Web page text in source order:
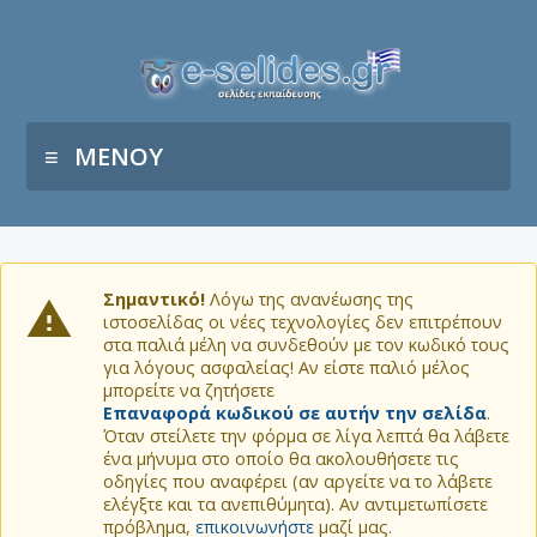
ΜΕΝΟΥ
Σημαντικό! Λόγω της ανανέωσης της
ιστοσελίδας οι νέες τεχνολογίες δεν επιτρέπουν
στα παλιά μέλη να συνδεθούν με τον κωδικό τους
για λόγους ασφαλείας! Αν είστε παλιό μέλος
μπορείτε να ζητήσετε
Επαναφορά κωδικού σε αυτήν την σελίδα.
Όταν στείλετε την φόρμα σε λίγα λεπτά θα λάβετε
ένα μήνυμα στο οποίο θα ακολουθήσετε τις
οδηγίες που αναφέρει (αν αργείτε να το λάβετε
ελέγξτε και τα ανεπιθύμητα). Αν αντιμετωπίσετε
πρόβλημα, επικοινωνήστε μαζί μας.